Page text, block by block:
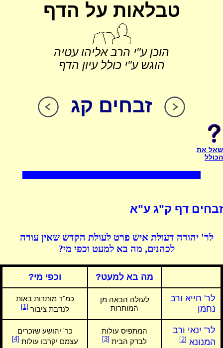
טבלאות על הדף
הוכן ע"י הרב אליהו עטיה
הוגש ע"י כולל עיון הדף
זבחים קג
שאל את
הכולל
זבחים דף ק"ג ע"א
לר' יהודה דעולת איש פרט לעולת הקדש שאין עורה
לכהנים, מה בא למעט וכפי מי?
מה בא למעט? וכפי מי?
לר' חייא ורב
נחמן
לעולה הבאה מן
המותרות
כמ"ד מותרות באות
לנדבת ציבור[1]
לר' ינאי ורב
המנונא [2]
המתפיס עולות
לבדק הבית [3]
כר' יהושע שזכרים
עצמם יקרבו עולות[4]